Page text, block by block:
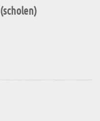
(scholen)